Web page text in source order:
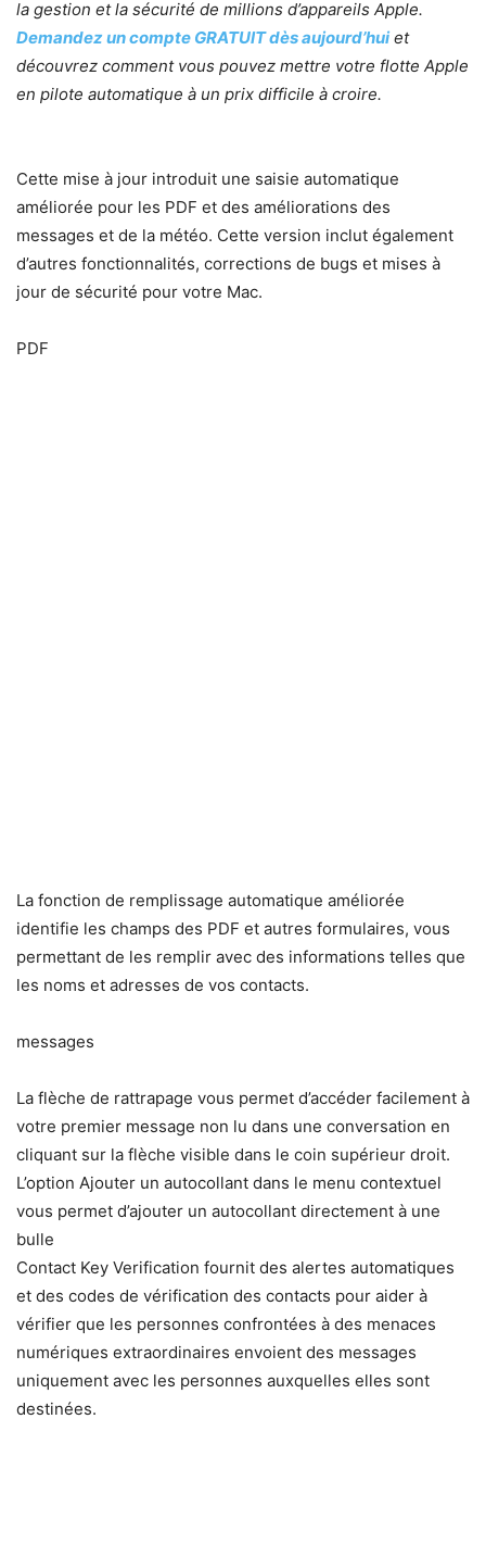
la gestion et la sécurité de millions d’appareils Apple.
Demandez un compte GRATUIT dès aujourd’huiet
découvrez comment vous pouvez mettre votre flotte Apple
en pilote automatique à un prix difficile à croire.
Cette mise à jour introduit une saisie automatique
améliorée pour les PDF et des améliorations des
messages et de la météo. Cette version inclut également
d’autres fonctionnalités, corrections de bugs et mises à
jour de sécurité pour votre Mac.
PDF
La fonction de remplissage automatique améliorée
identifie les champs des PDF et autres formulaires, vous
permettant de les remplir avec des informations telles que
les noms et adresses de vos contacts.
messages
La flèche de rattrapage vous permet d’accéder facilement à
votre premier message non lu dans une conversation en
cliquant sur la flèche visible dans le coin supérieur droit.
L’option Ajouter un autocollant dans le menu contextuel
vous permet d’ajouter un autocollant directement à une
bulle
Contact Key Verification fournit des alertes automatiques
et des codes de vérification des contacts pour aider à
vérifier que les personnes confrontées à des menaces
numériques extraordinaires envoient des messages
uniquement avec les personnes auxquelles elles sont
destinées.